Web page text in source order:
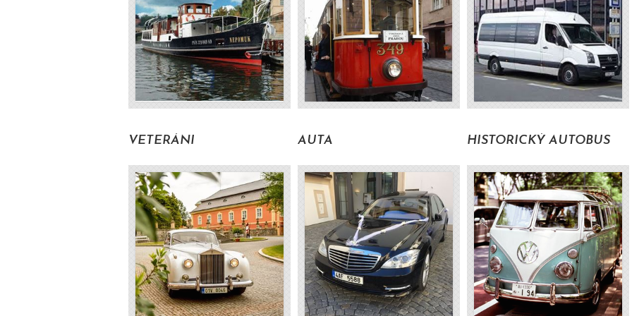
VETERÁNI AUTA HISTORICKÝ AUTOBUS